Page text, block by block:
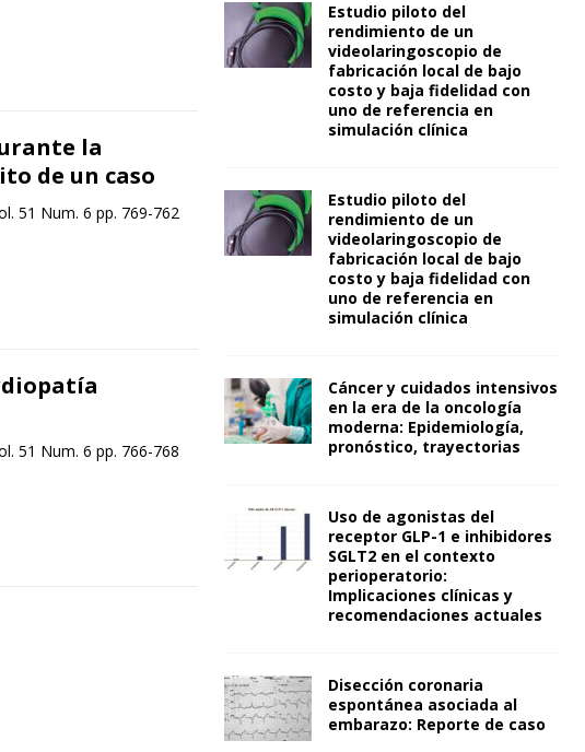
la
de un caso
51 Num. 6 pp. 769-762
51 Num. 6 pp. 766-768
Estudio piloto del
rendimiento de un
videolaringoscopio de
fabricación local de bajo
costo y baja fidelidad con
uno de referencia en
simulación clínica
Estudio piloto del
rendimiento de un
videolaringoscopio de
fabricación local de bajo
costo y baja fidelidad con
uno de referencia en
simulación clínica
Cáncer y cuidados intensivos
en la era de la oncología
moderna: Epidemiología,
pronóstico, trayectorias
Uso de agonistas del
receptor GLP-1 e inhibidores
SGLT2 en el contexto
perioperatorio:
Implicaciones clínicas y
recomendaciones actuales
Disección coronaria
espontánea asociada al
embarazo: Reporte de caso